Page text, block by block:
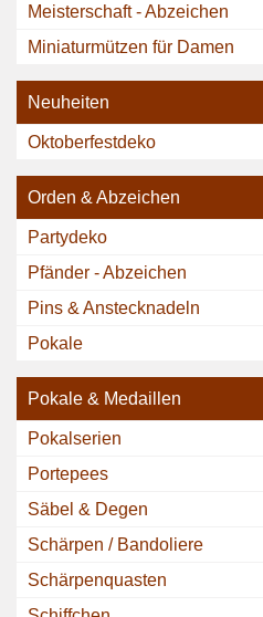
Meisterschaft - Abzeichen
Miniaturmützen für Damen
Neuheiten
Oktoberfestdeko
Orden & Abzeichen
Partydeko
Pfänder - Abzeichen
Pins & Anstecknadeln
Pokale
Pokale & Medaillen
Pokalserien
Portepees
Säbel & Degen
Schärpen / Bandoliere
Schärpenquasten